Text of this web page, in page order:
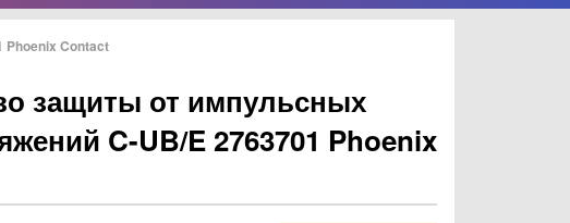
Phoenix Contact
защиты от импульсных
C-UB/E 2763701 Phoenix